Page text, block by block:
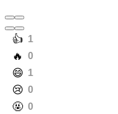
️👍 1
️🔥 0
️😄 1
️😢 0
️🤬 0